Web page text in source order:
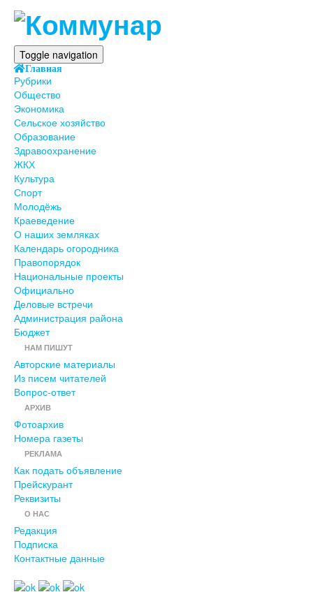
Toggle navigation
Главная
Рубрики
Общество
Экономика
Сельское хозяйство
Образование
Здравоохранение
ЖКХ
Культура
Спорт
Молодёжь
Краеведение
О наших земляках
Календарь огородника
Правопорядок
Национальные проекты
Официально
Деловые встречи
Администрация района
Бюджет
НАМ ПИШУТ
Авторские материалы
Из писем читателей
Вопрос-ответ
АРХИВ
Фотоархив
Номера газеты
РЕКЛАМА
Как подать объявление
Прейскурант
Реквизиты
О НАС
Редакция
Подписка
Контактные данные